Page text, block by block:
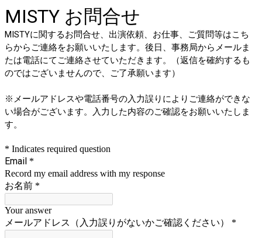
MISTY お問合せ
MISTYに関するお問合せ、出演依頼、お仕事、ご質問等はこち
らからご連絡をお願いいたします。 後日、事務局からメールま
たは電話にてご連絡させていただきます。（返信を確約するも
のではございませんので、ご了承願います）
※メールアドレスや電話番号の入力誤りによりご連絡ができな
い場合がございます。入力した内容のご確認をお願いいたしま
す。
* Indicates required question
Email *
Record my email address with my response
お名前 *
Your answer
メールアドレス（入力誤りがないかご確認ください） *